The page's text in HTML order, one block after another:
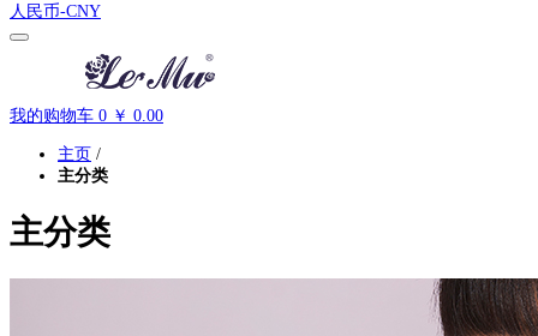
人民币-CNY
我的购物车 0 ￥ 0.00
主页 /
主分类
主分类